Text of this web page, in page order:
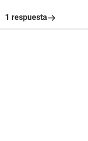
1 respuesta